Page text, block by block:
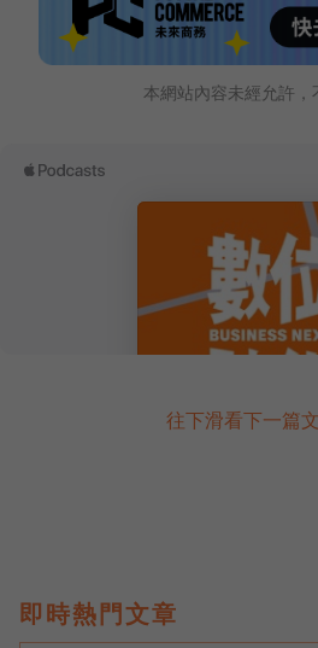
本網站內容未經允許，
往下滑看下一篇
即時熱門文章